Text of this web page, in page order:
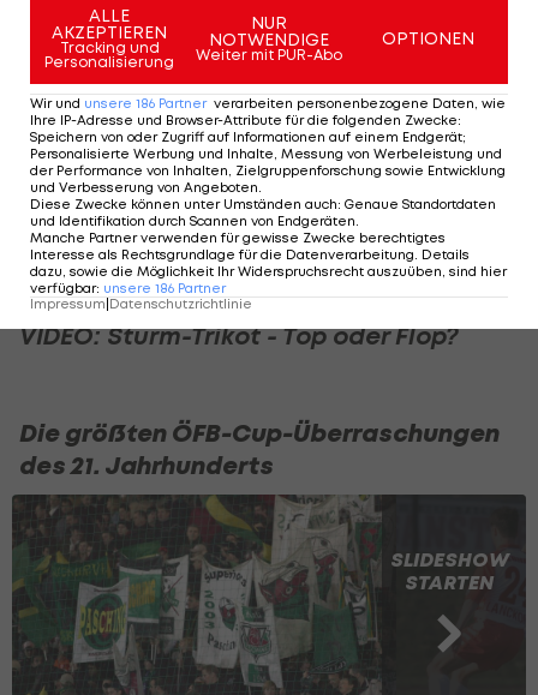
überarbeitetes Sicherheitskonzept da sein. Im
Worst Case werde keine
Veranstaltungsbewilligung erteilt.
Bischofshofen-Obmann Josef Reiter zufolge soll
es Ausweichmöglichkeiten geben, Grödig oder St.
Johann sollen aber keine Optionen sein, ein
Tausch des Heimrechts ist gemäß Regulativ nicht
möglich.
VIDEO: Sturm-Trikot - Top oder Flop?
Die größten ÖFB-Cup-Überraschungen
des 21. Jahrhunderts
SLIDESHOW
STARTEN
ALLE
AKZEPTIEREN
Tracking und
Personalisierung
NUR
NOTWENDIGE
Weiter mit PUR-Abo
OPTIONEN
Wir und unsere 186 Partner verarbeiten personenbezogene Daten, wie
Ihre IP-Adresse und Browser-Attribute für die folgenden Zwecke:
Speichern von oder Zugriff auf Informationen auf einem Endgerät;
Personalisierte Werbung und Inhalte, Messung von Werbeleistung und
der Performance von Inhalten, Zielgruppenforschung sowie Entwicklung
und Verbesserung von Angeboten
Diese Zwecke können unter Umständen auch: Genaue Standortdaten
und Identifikation durch Scannen von Endgeräten
Manche Partner verwenden für gewisse Zwecke berechtigtes
Interesse als Rechtsgrundlage für die Datenverarbeitung. Details
dazu, sowie die Möglichkeit Ihr Widerspruchsrecht auszuüben, sind hier
verfügbar: unsere 186 Partner
Impressum|Datenschutzrichtlinie